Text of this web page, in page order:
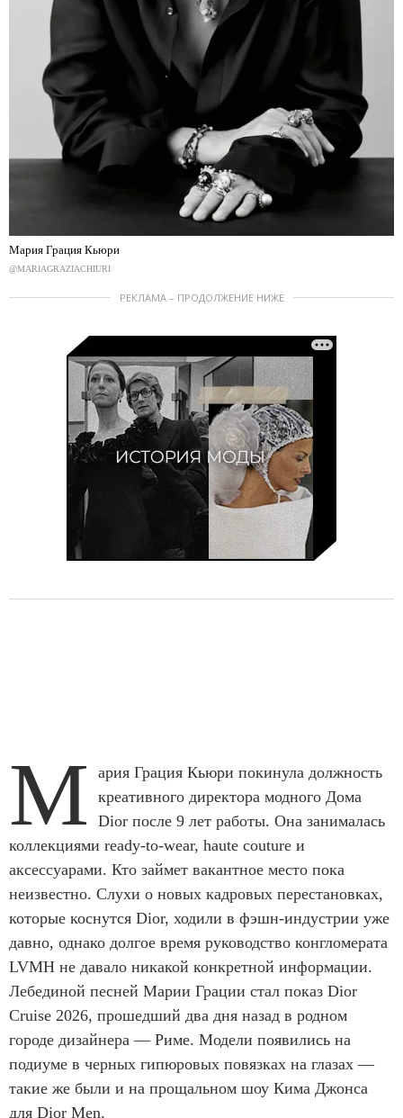
Мария Грация Кьюри
@MARIAGRAZIACHIURI
РЕКЛАМА – ПРОДОЛЖЕНИЕ НИЖЕ
М
ария Грация Кьюри покинула должность
креативного директора модного Дома
Dior после 9 лет работы. Она занималась
коллекциями ready-to-wear, haute couture и
аксессуарами. Кто займет вакантное место пока
неизвестно. Слухи о новых кадровых перестановках,
которые коснутся Dior, ходили в фэшн-индустрии уже
давно, однако долгое время руководство конгломерата
LVMH не давало никакой конкретной информации.
Лебединой песней Марии Грации стал показ Dior
Cruise 2026, прошедший два дня назад в родном
городе дизайнера — Риме. Модели появились на
подиуме в черных гипюровых повязках на глазах —
такие же были и на прощальном шоу Кима Джонса
для Dior Men.